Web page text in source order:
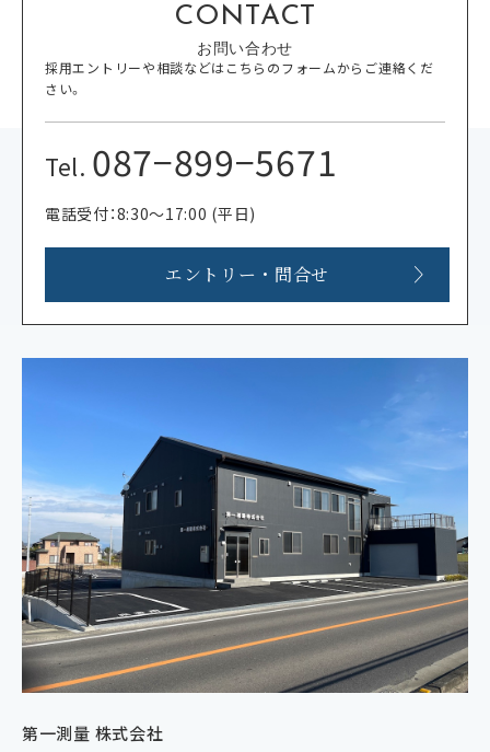
CONTACT
お問い合わせ
採用エントリーや相談などはこちらのフォームからご連絡くだ
さい。
Tel. 087−899−5671
電話受付：8:30～17:00 (平日)
エントリー・問合せ
第一測量 株式会社